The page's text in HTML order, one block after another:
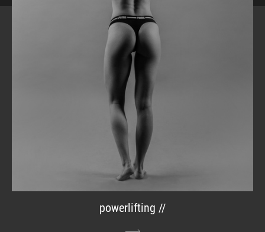
powerlifting //